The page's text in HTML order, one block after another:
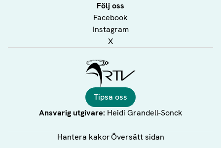
Följ oss
Facebook
Instagram
X
Tipsa oss
Ansvarig utgivare: Heidi Grandell-Sonck
Hantera kakorÖversätt sidan